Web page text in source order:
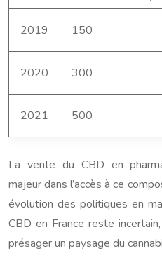
2019 150
2020 300
2021 500
La vente du CBD en
majeur dans l’accès à ce
évolution des politiques en
CBD en France reste
présager un paysage du